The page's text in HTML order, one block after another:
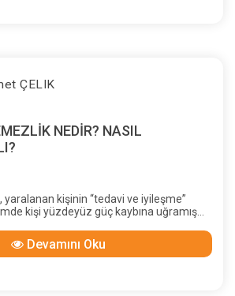
ÇELIK
NEDİR? NASIL
kişinin “tedavi ve iyileşme”
kişi yüzdeyüz güç kaybına uğramış
hareket zorluğu çekeceği ve
için, “geçici güç kaybı tazminatı”
Devamını Oku